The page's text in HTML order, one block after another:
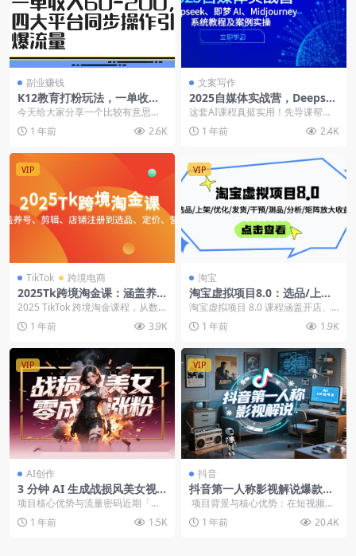
副业赚钱
K12教育打粉玩法，一单收入6
0-200，四大平台同步操作引
今天给大家分享一个比较有意思的
项目，就是标题这个，K12教育，
很多人应该都听说过...
1 年前 2.6K
文案写作
2025自媒体实战营，Deepsee
k、即梦 AI、Midjourney系
这套AI课程真挺实用！先导课帮你
搞定注册难题，还教你解决语言障
碍。Deepsee...
1 年前 2.4K
VIP
TikTok 跨境电商
2025Tk跨境淘金课：涵盖养
号、剪辑、店铺注册到选品、
定价、营销等
2025 TikTok 跨境淘金课程，从数
据增长与痛点分析入手，涵盖账号
注册、养...
1 年前 3.9K
VIP
淘宝
淘宝虚拟项目8.0：选品/上架/
优化/发货/干预/测品/分析/矩
阵放大收益
淘宝虚拟项目 8.0 课程涵盖开店、
违规、选品、上架、优化、发货、
干预、测品和分...
1 年前 1.9K
VIP
AI创作
3 分钟 AI 生成战损风美女视
频！零成本涨粉
项目核心优势与流量密码近期「战
损风美女」短视频在抖音、快手等
平台爆发式传播，单条...
1 年前 1.5K
VIP
抖音
抖音第一人称影视解说爆款攻
略，AI文案3步起号法【飞书
文档教程】
项目背景与核心优势：在短视频内
容同质化严重的当下，第一人称影
视解说凭...
1 年前 20.4K